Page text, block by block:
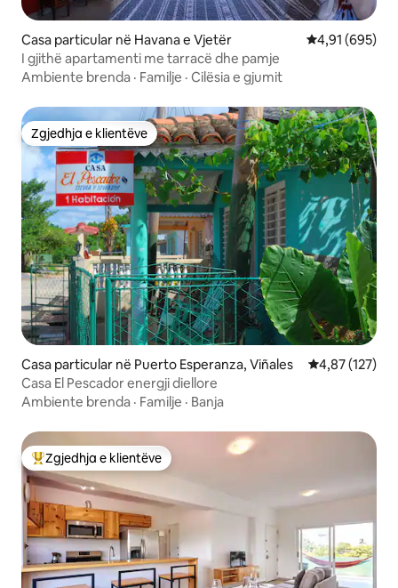
Casa particular në Havana e Vjetër Vlerësimi
4,91 (695)
I gjithë apartamenti me tarracë dhe pamje
Ambiente brenda · Familje · Cilësia e gjumit
Zgjedhja e klientëve
Zgjedhja e klientëve
Casa particular në Puerto Esperanza, Viñales Vlerësimi
4,87 (127)
Casa El Pescador energji diellore
Ambiente brenda · Familje · Banja
Më të mirat e zgjedhjeve të klientëve
Zgjedhja e klientëve